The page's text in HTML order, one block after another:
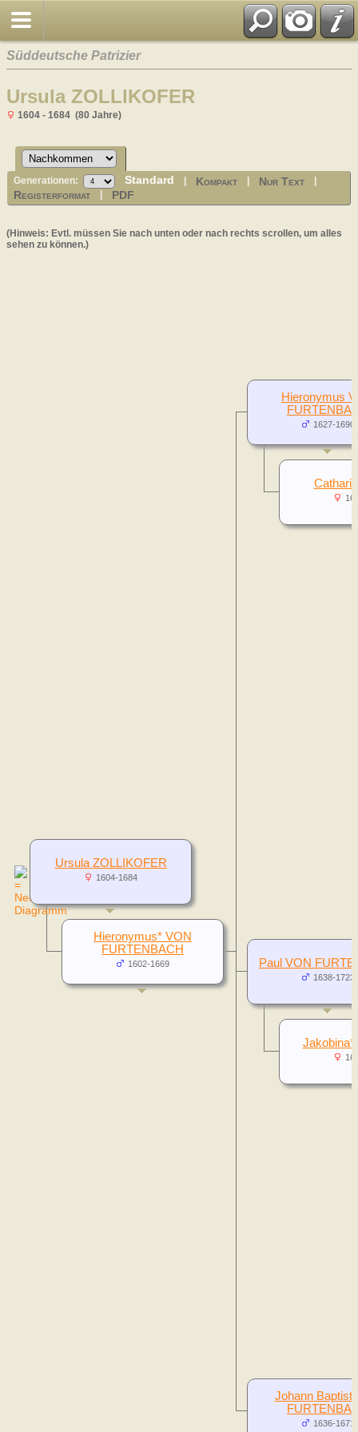
Süddeutsche Patrizier
Ursula ZOLLIKOFER
1604 - 1684 (80 Jahre)
Generationen: Standard Kompakt Nur Text
Registerformat PDF
(Hinweis: Evtl. müssen Sie nach unten oder nach rechts scrollen, um alles
sehen zu können.)
Hieronymus
1627-1690
Paul VON
1638-1723
Jakobina*
Johann Baptist
1636-1671
Ursula ZOLLIKOFER
1604-1684
Hieronymus* VON
FURTENBACH
1602-1669